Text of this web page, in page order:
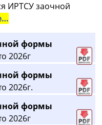
ИРТСУ заочной
формы
2026г
формы
2026г.
формы
2026г